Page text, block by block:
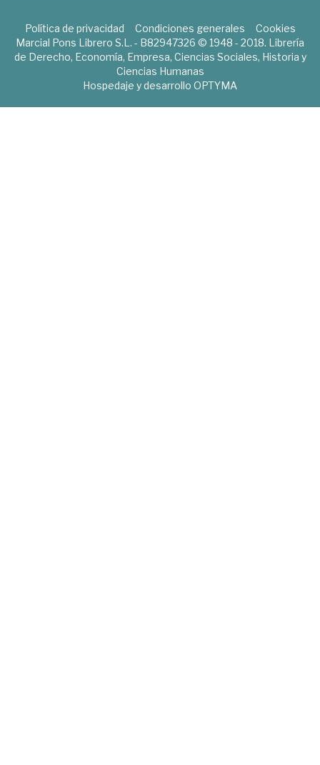
Política de privacidad Condiciones generales
Cookies
Marcial Pons Librero S.L. - B82947326 © 1948 - 2018. Librería
de Derecho, Economía, Empresa, Ciencias Sociales, Historia y
Ciencias Humanas
Hospedaje y desarrollo OPTYMA